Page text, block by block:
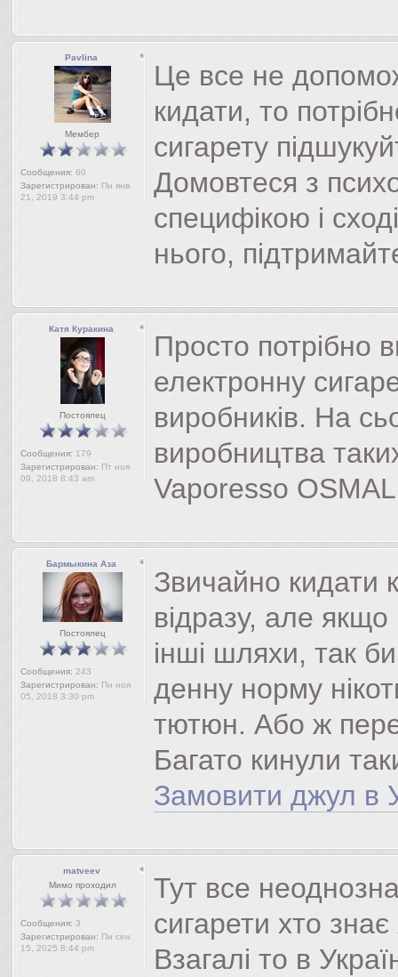
Pavlina
Мембер
Сообщения: 60
Зарегистрирован: Пн янв
21, 2019 3:44 pm
Це все не
кидати, то
сигарету
Домовтеся з
специфікою і
нього,
Катя Куракина
Постоялец
Сообщения: 179
Зарегистрирован: Пт ноя
09, 2018 8:43 am
Просто потрібно
електронну
виробників. На
виробництва
Vaporesso
Бармыкина Аза
Постоялец
Сообщения: 243
Зарегистрирован: Пн ноя
05, 2018 3:30 pm
Звичайно кидати
відразу, але
інші шляхи, так
денну норму
тютюн. Або ж
Багато кинули
Замовити джул в
matveev
Мимо проходил
Сообщения: 3
Зарегистрирован: Пн сен
15, 2025 8:44 pm
Тут все
сигарети хто
Взагалі то в